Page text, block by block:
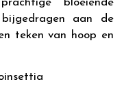
bloeiende
aan de
teken van hoop en